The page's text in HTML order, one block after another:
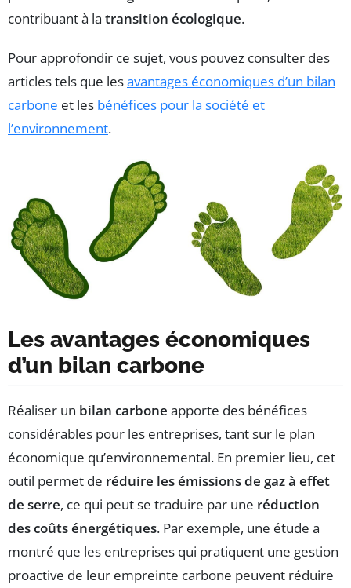
contribuant à la transition écologique.
Pour approfondir ce sujet, vous pouvez consulter des
articles tels que lesavantages économiques d’un bilan
carbone et les bénéfices pour la société et
l’environnement.
Les avantages économiques
d’un bilan carbone
Réaliser un bilan carbone apporte des bénéfices
considérables pour les entreprises, tant sur le plan
économique qu’environnemental. En premier lieu, cet
outil permet de réduire les émissions de gaz à effet
de serre, ce qui peut se traduire par une réduction
des coûts énergétiques. Par exemple, une étude a
montré que les entreprises qui pratiquent une gestion
proactive de leur empreinte carbone peuvent réduire